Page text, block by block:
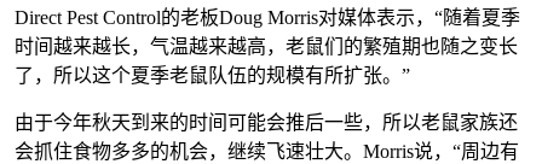
Direct Pest Control的老板Doug Morris对媒体表示，“随着夏季
时间越来越长，气温越来越高，老鼠们的繁殖期也随之变长
了，所以这个夏季老鼠队伍的规模有所扩张。”
由于今年秋天到来的时间可能会推后一些，所以老鼠家族还
会抓住食物多多的机会，继续飞速壮大。Morris说，“周边有